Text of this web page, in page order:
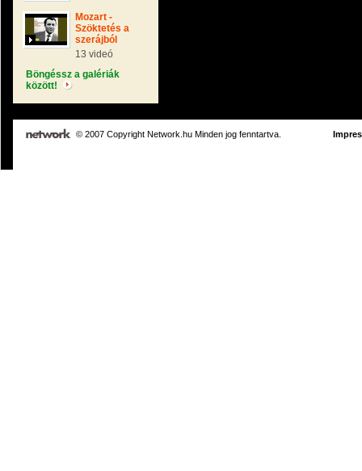
Mozart -
Szöktetés a
szerájból
13 videó
Böngéssz a galériák
között!
© 2007 Copyright Network.hu Minden jog fenntartva.